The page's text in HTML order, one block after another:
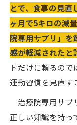
とで、食事の見
ヶ月で5キロの減
院専用サプリ」を
感が軽減されたと
トだけに頼るの
運動習慣を見直す
治療院専用サプ
正しい知識を持っ